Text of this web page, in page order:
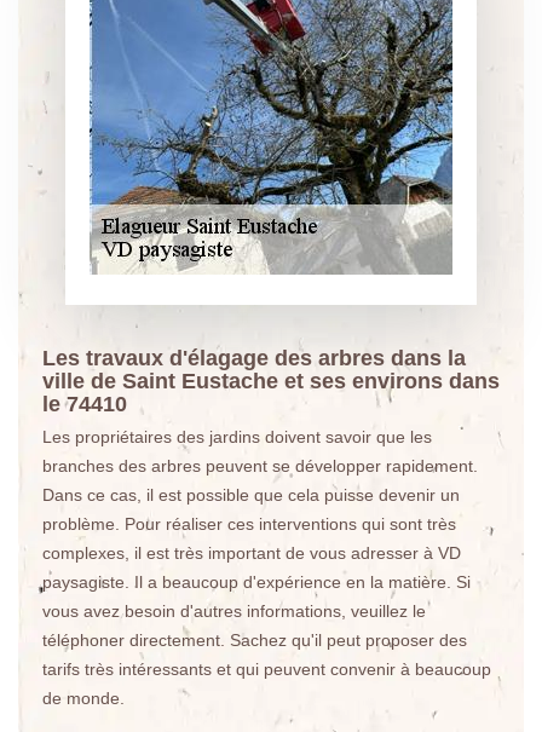
Les travaux d'élagage des arbres dans la
ville de Saint Eustache et ses environs dans
le 74410
Les propriétaires des jardins doivent savoir que les
branches des arbres peuvent se développer rapidement.
Dans ce cas, il est possible que cela puisse devenir un
problème. Pour réaliser ces interventions qui sont très
complexes, il est très important de vous adresser à VD
paysagiste. Il a beaucoup d'expérience en la matière. Si
vous avez besoin d'autres informations, veuillez le
téléphoner directement. Sachez qu'il peut proposer des
tarifs très intéressants et qui peuvent convenir à beaucoup
de monde.